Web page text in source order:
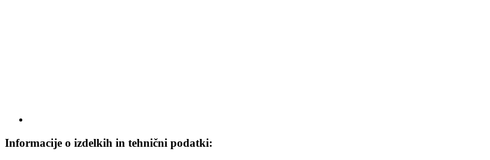
Informacije o izdelkih in tehnični podatki: